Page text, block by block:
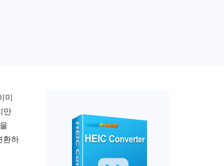
미
만
환하